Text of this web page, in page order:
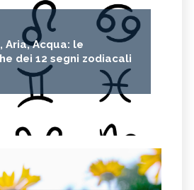
Aria, Acqua: le
dei 12 segni zodiacali